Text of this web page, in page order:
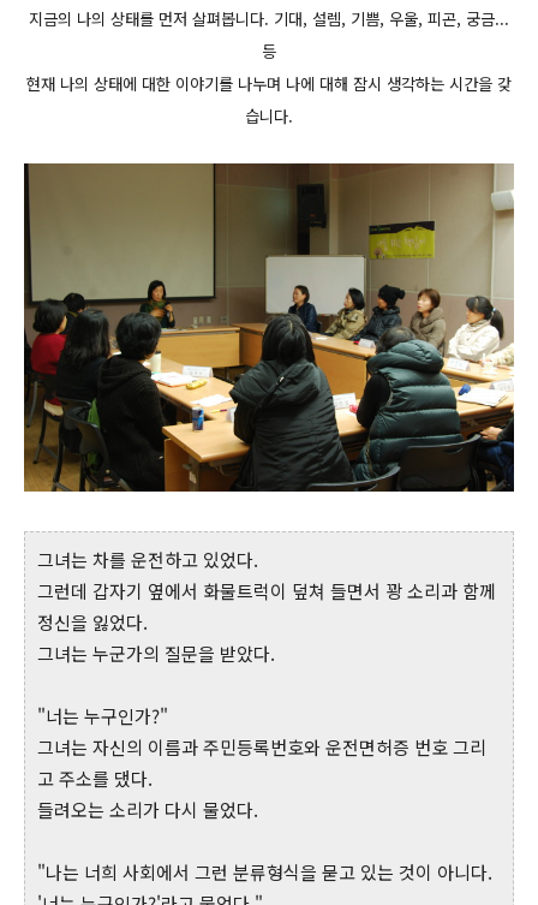
지금의 나의 상태를 먼저 살펴봅니다. 기대, 설렘, 기쁨, 우울, 피곤, 궁금...
등
현재 나의 상태에 대한 이야기를 나누며 나에 대해 잠시 생각하는 시간을 갖
습니다.
그녀는 차를 운전하고 있었다.
그런데 갑자기 옆에서 화물트럭이 덮쳐 들면서 꽝 소리과 함께
정신을 잃었다.
그녀는 누군가의 질문을 받았다.
"너는 누구인가?"
그녀는 자신의 이름과 주민등록번호와 운전면허증 번호 그리
고 주소를 댔다.
들려오는 소리가 다시 물었다.
"나는 너희 사회에서 그런 분류형식을 묻고 있는 것이 아니다.